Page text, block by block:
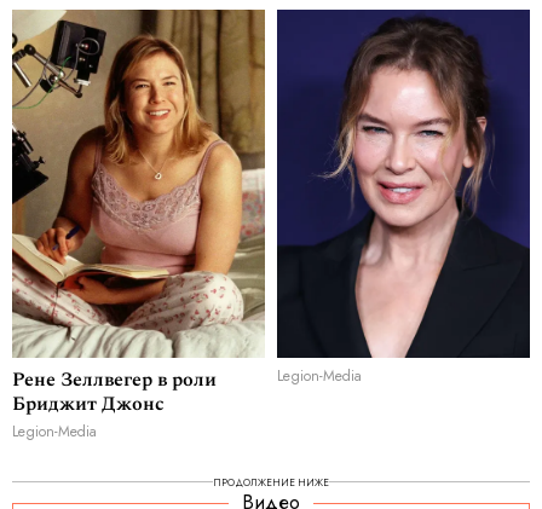
Ренe Зеллвегер в роли
Бриджит Джонс
Legion-Media
Legion-Media
ПРОДОЛЖЕНИЕ НИЖЕ
Видео